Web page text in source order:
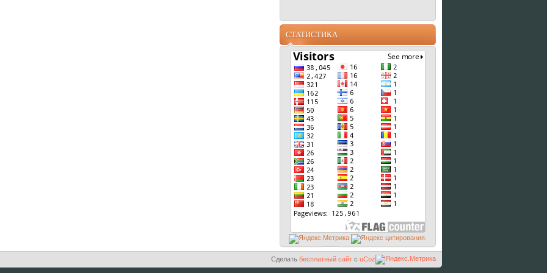
СТАТИСТИКА
Сделать бесплатный сайт с uCoz